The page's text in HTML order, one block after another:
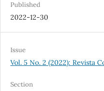
Published
2022-12-30
Issue
Vol. 5 No. 2 (2022): Revista
Section